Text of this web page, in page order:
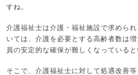
すね。
介護福祉士は介護・福祉施設で求めら
いては、介護を必要とする高齢者数は
員の安定的な確保が難しくなっていると
そこで、介護福祉士に対して処遇改善等